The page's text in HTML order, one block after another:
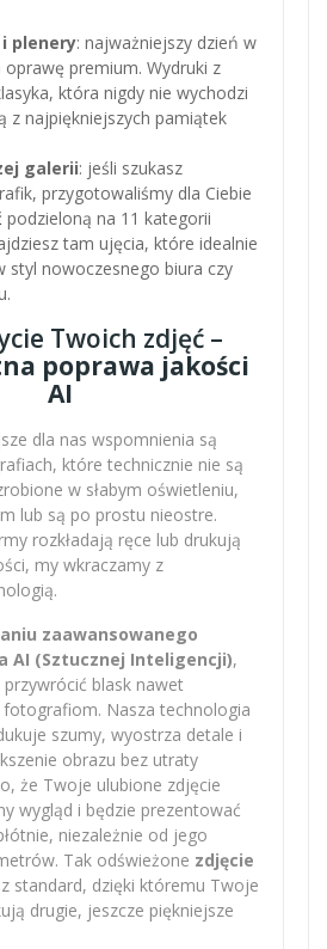
plenery: najważniejszy dzień w
oprawę premium. Wydruki z
która nigdy nie wychodzi
z najpiękniejszych pamiątek
galerii: jeśli szukasz
przygotowaliśmy dla Ciebie
podzieloną na 11 kategorii
tam ujęcia, które idealnie
styl nowoczesnego biura czy
Twoich zdjęć –
poprawa jakości
AI
dla nas wspomnienia są
które technicznie nie są
w słabym oświetleniu,
lub są po prostu nieostre.
rozkładają ręce lub drukują
my wkraczamy z
zaawansowanego
AI (Sztucznej Inteligencji),
blask nawet
Nasza technologia
szumy, wyostrza detale i
obrazu bez utraty
że Twoje ulubione zdjęcie
wygląd i będzie prezentować
niezależnie od jego
Tak odświeżone zdjęcie
standard, dzięki któremu Twoje
drugie, jeszcze piękniejsze